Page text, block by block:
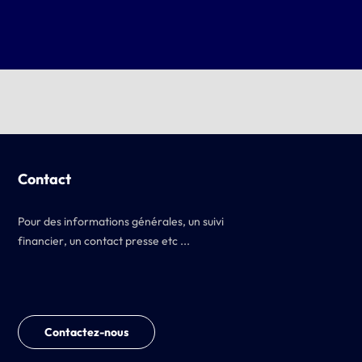
Contact
Pour des informations générales, un suivi
financier, un contact presse etc ...
Contactez-nous